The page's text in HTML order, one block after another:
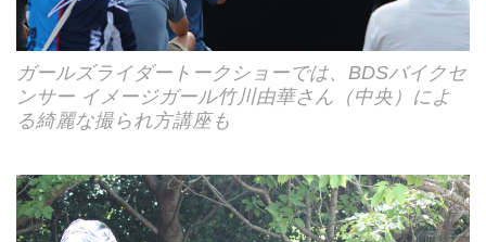
ガールズライダートークショーでは、BDSバイクセ
ンサー イメージガール竹川由華さん（中央）によ
る綺麗な撮られ方講座も